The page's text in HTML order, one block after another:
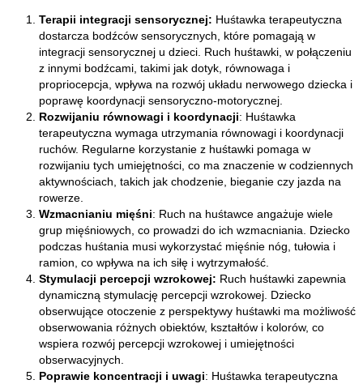
Terapii integracji sensorycznej: Huśtawka terapeutyczna
dostarcza bodźców sensorycznych, które pomagają w
integracji sensorycznej u dzieci. Ruch huśtawki, w połączeniu
z innymi bodźcami, takimi jak dotyk, równowaga i
propriocepcja, wpływa na rozwój układu nerwowego dziecka i
poprawę koordynacji sensoryczno-motorycznej.
Rozwijaniu równowagi i koordynacji: Huśtawka
terapeutyczna wymaga utrzymania równowagi i koordynacji
ruchów. Regularne korzystanie z huśtawki pomaga w
rozwijaniu tych umiejętności, co ma znaczenie w codziennych
aktywnościach, takich jak chodzenie, bieganie czy jazda na
rowerze.
Wzmacnianiu mięśni: Ruch na huśtawce angażuje wiele
grup mięśniowych, co prowadzi do ich wzmacniania. Dziecko
podczas huśtania musi wykorzystać mięśnie nóg, tułowia i
ramion, co wpływa na ich siłę i wytrzymałość.
Stymulacji percepcji wzrokowej: Ruch huśtawki zapewnia
dynamiczną stymulację percepcji wzrokowej. Dziecko
obserwujące otoczenie z perspektywy huśtawki ma możliwość
obserwowania różnych obiektów, kształtów i kolorów, co
wspiera rozwój percepcji wzrokowej i umiejętności
obserwacyjnych.
Poprawie koncentracji i uwagi: Huśtawka terapeutyczna